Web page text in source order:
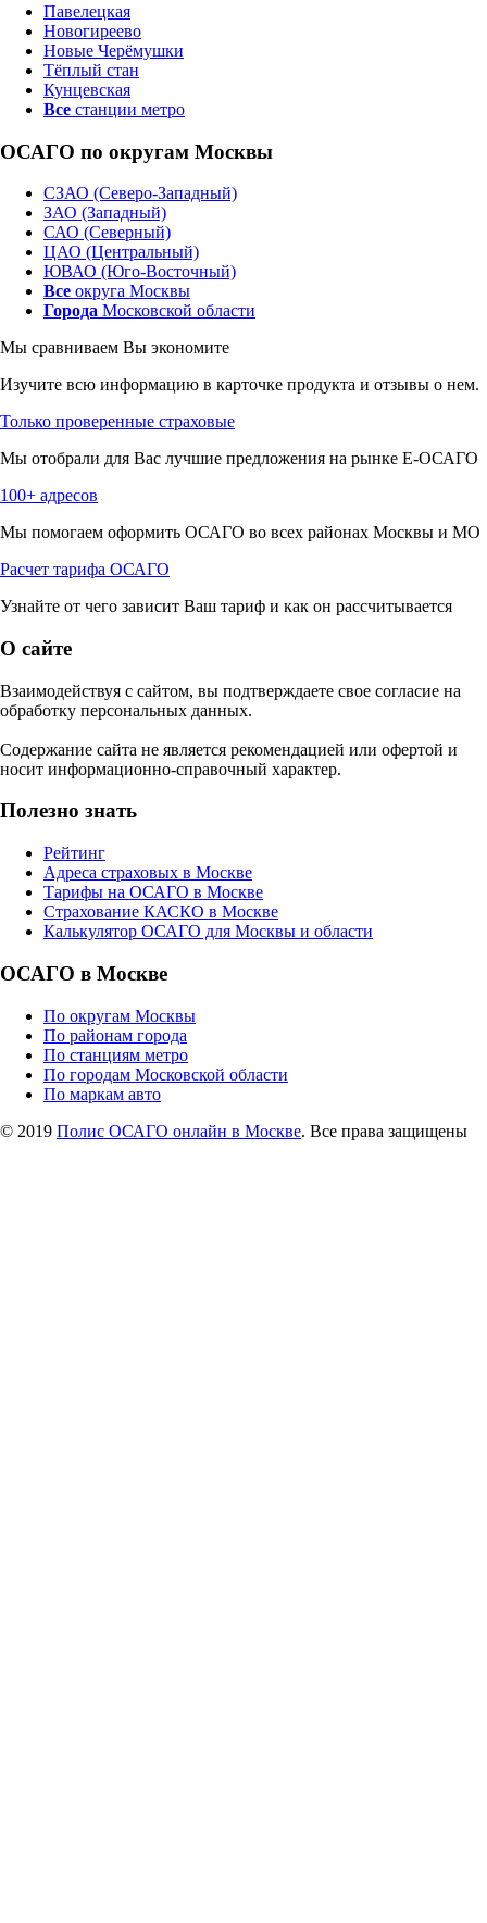
Павелецкая
Новогиреево
Новые Черёмушки
Тёплый стан
Кунцевская
Все станции метро
ОСАГО по округам Москвы
СЗАО (Северо-Западный)
ЗАО (Западный)
САО (Северный)
ЦАО (Центральный)
ЮВАО (Юго-Восточный)
Все округа Москвы
Города Московской области
Мы сравниваем Вы экономите
Изучите всю информацию в карточке продукта и отзывы о нем.
Только проверенные страховые
Мы отобрали для Вас лучшие предложения на рынке Е-ОСАГО
100+ адресов
Мы помогаем оформить ОСАГО во всех районах Москвы и МО
Расчет тарифа ОСАГО
Узнайте от чего зависит Ваш тариф и как он рассчитывается
О сайте
Взаимодействуя с сайтом, вы подтверждаете свое согласие на
обработку персональных данных.
Содержание сайта не является рекомендацией или офертой и
носит информационно-справочный характер.
Полезно знать
Рейтинг
Адреса страховых в Москве
Тарифы на ОСАГО в Москве
Страхование КАСКО в Москве
Калькулятор ОСАГО для Москвы и области
ОСАГО в Москве
По округам Москвы
По районам города
По станциям метро
По городам Московской области
По маркам авто
© 2019 Полис ОСАГО онлайн в Москве. Все права защищены